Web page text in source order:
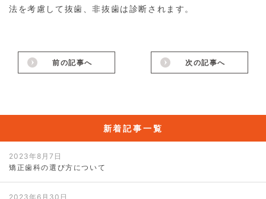
法を考慮して抜歯、非抜歯は診断されます。
前の記事へ 次の記事へ
新着記事一覧
2023年8月7日
矯正歯科の選び方について
2023年6月30日